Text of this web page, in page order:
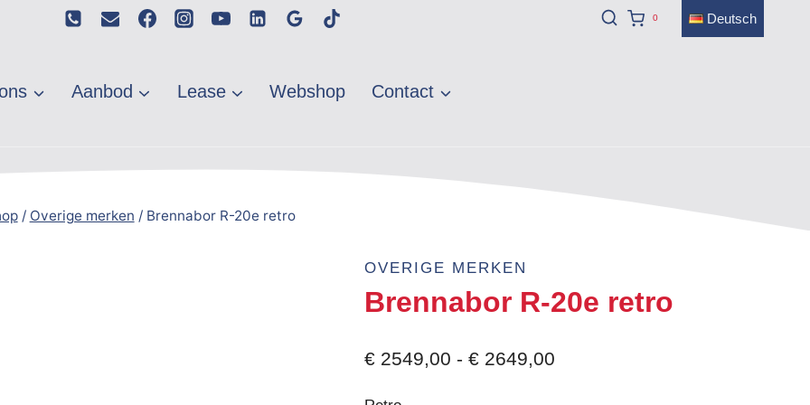
0 Deutsch
Aanbod Lease Webshop Contact
/ Overige merken / Brennabor R-20e retro
OVERIGE MERKEN
Brennabor R-20e retro
€ 2549,00 - € 2649,00Prijsklasse: